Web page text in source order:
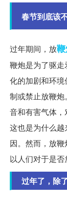
春节到底该
过年期间，放
鞭炮是为了驱
化的加剧和环
制或禁止放鞭
音和有害气体，
这也是为什么
因。然而，放
以人们对于是否
过年了，除